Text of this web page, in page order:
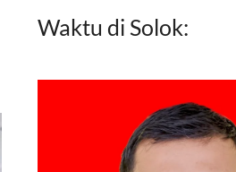
Waktu di Solok: